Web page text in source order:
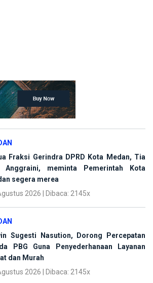
Fraksi Gerindra DPRD Kota Medan, Tia
Anggraini, meminta Pemerintah Kota
segera merea
2026 | Dibaca: 2145x
Sugesti Nasution, Dorong Percepatan
PBG Guna Penyederhanaan Layanan
dan Murah
2026 | Dibaca: 2145x